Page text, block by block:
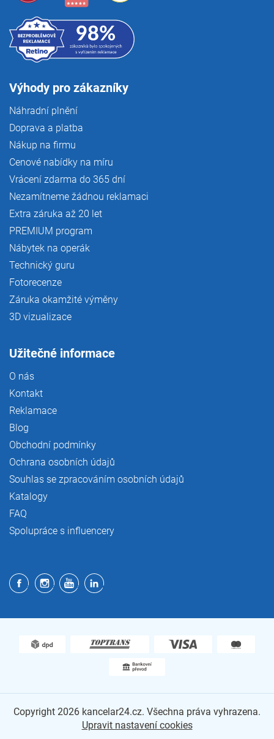
Výhody pro zákazníky
Náhradní plnění
Doprava a platba
Nákup na firmu
Cenové nabídky na míru
Vrácení zdarma do 365 dní
Nezamítneme žádnou reklamaci
Extra záruka až 20 let
PREMIUM program
Nábytek na operák
Technický guru
Fotorecenze
Záruka okamžité výměny
3D vizualizace
Užitečné informace
O nás
Kontakt
Reklamace
Blog
Obchodní podmínky
Ochrana osobních údajů
Souhlas se zpracováním osobních údajů
Katalogy
FAQ
Spolupráce s influencery
Copyright 2026 kancelar24.cz. Všechna práva vyhrazena.
Upravit nastavení cookies